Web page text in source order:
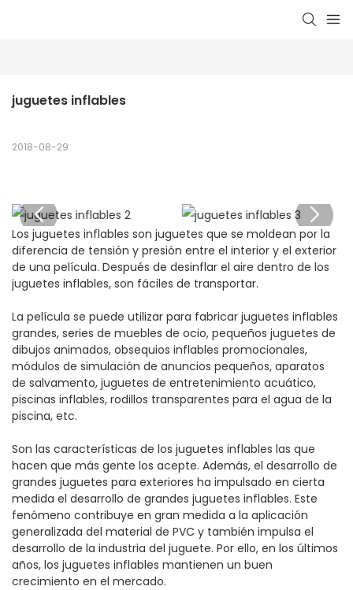
juguetes inflables
2018-08-29
Los juguetes inflables son juguetes que se moldean por la
diferencia de tensión y presión entre el interior y el exterior
de una película. Después de desinflar el aire dentro de los
juguetes inflables, son fáciles de transportar.
La película se puede utilizar para fabricar juguetes inflables
grandes, series de muebles de ocio, pequeños juguetes de
dibujos animados, obsequios inflables promocionales,
módulos de simulación de anuncios pequeños, aparatos
de salvamento, juguetes de entretenimiento acuático,
piscinas inflables, rodillos transparentes para el agua de la
piscina, etc.
Son las características de los juguetes inflables las que
hacen que más gente los acepte. Además, el desarrollo de
grandes juguetes para exteriores ha impulsado en cierta
medida el desarrollo de grandes juguetes inflables. Este
fenómeno contribuye en gran medida a la aplicación
generalizada del material de PVC y también impulsa el
desarrollo de la industria del juguete. Por ello, en los últimos
años, los juguetes inflables mantienen un buen
crecimiento en el mercado.